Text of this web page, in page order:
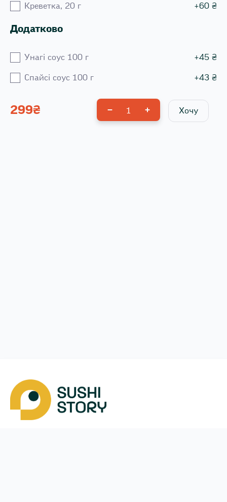
Креветка, 20 г +60 ₴
Додатково
Унагі соус 100 г +45 ₴
Спайсі соус 100 г +43 ₴
299₴ 1 Хочу